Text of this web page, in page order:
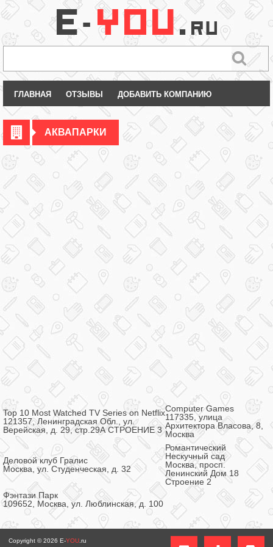
ГЛАВНАЯ ОТЗЫВЫ ДОБАВИТЬ КОМПАНИЮ
АКВАПАРКИ
Top 10 Most Watched TV Series on Netflix
121357, Ленинградская Обл., ул.
Верейская, д. 29, стр.29А СТРОЕНИЕ 3
Computer Games
117335, улица
Архитектора Власова, 8,
Москва
Деловой клуб Гралис
Москва, ул. Студенческая, д. 32
Романтический
Нескучный сад
Москва, просп.
Ленинский Дом 18
Строение 2
Фэнтази Парк
109652, Москва, ул. Люблинская, д. 100
Copyright © 2026 E-YOU .ru